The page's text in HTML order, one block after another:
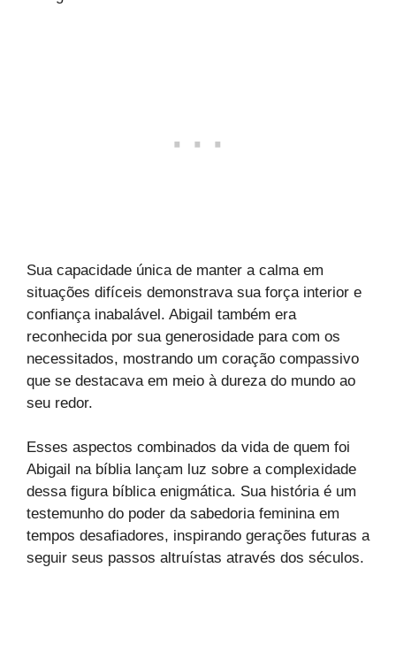
Sua capacidade única de manter a calma em
situações difíceis demonstrava sua força interior e
confiança inabalável. Abigail também era
reconhecida por sua generosidade para com os
necessitados, mostrando um coração compassivo
que se destacava em meio à dureza do mundo ao
seu redor.
Esses aspectos combinados da vida de quem foi
Abigail na bíblia lançam luz sobre a complexidade
dessa figura bíblica enigmática. Sua história é um
testemunho do poder da sabedoria feminina em
tempos desafiadores, inspirando gerações futuras a
seguir seus passos altruístas através dos séculos.